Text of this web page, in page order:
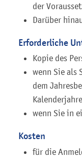
der
Darüber
Erforderliche
Kopie des
wenn Sie als
dem
wenn Sie in
Kosten
für die